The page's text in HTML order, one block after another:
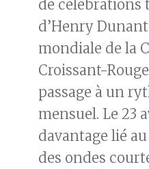
de célébrations
d’Henry
mondiale de la
Croissant-
passage à un
mensuel. Le 23
davantage lié
des ondes